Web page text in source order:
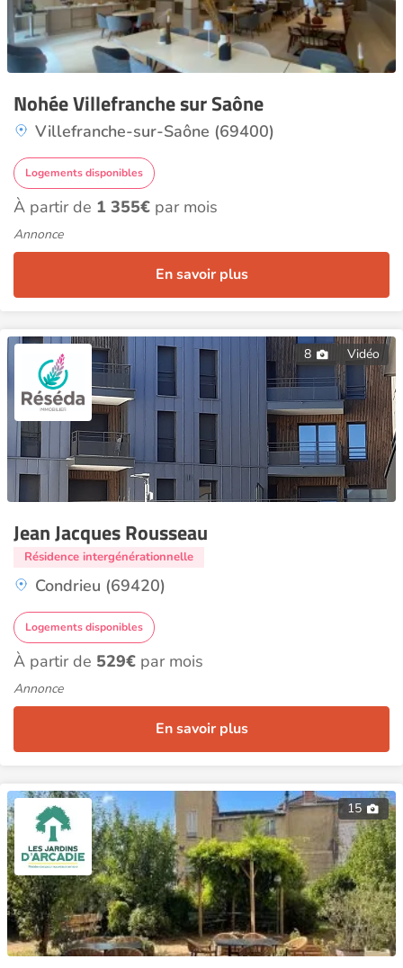
Nohée Villefranche sur Saône
Villefranche-sur-Saône (69400)
Logements disponibles
À partir de 1 355€ par mois
Annonce
En savoir plus
8 Vidéo
Jean Jacques Rousseau
Résidence intergénérationnelle
Condrieu (69420)
Logements disponibles
À partir de 529€ par mois
Annonce
En savoir plus
15